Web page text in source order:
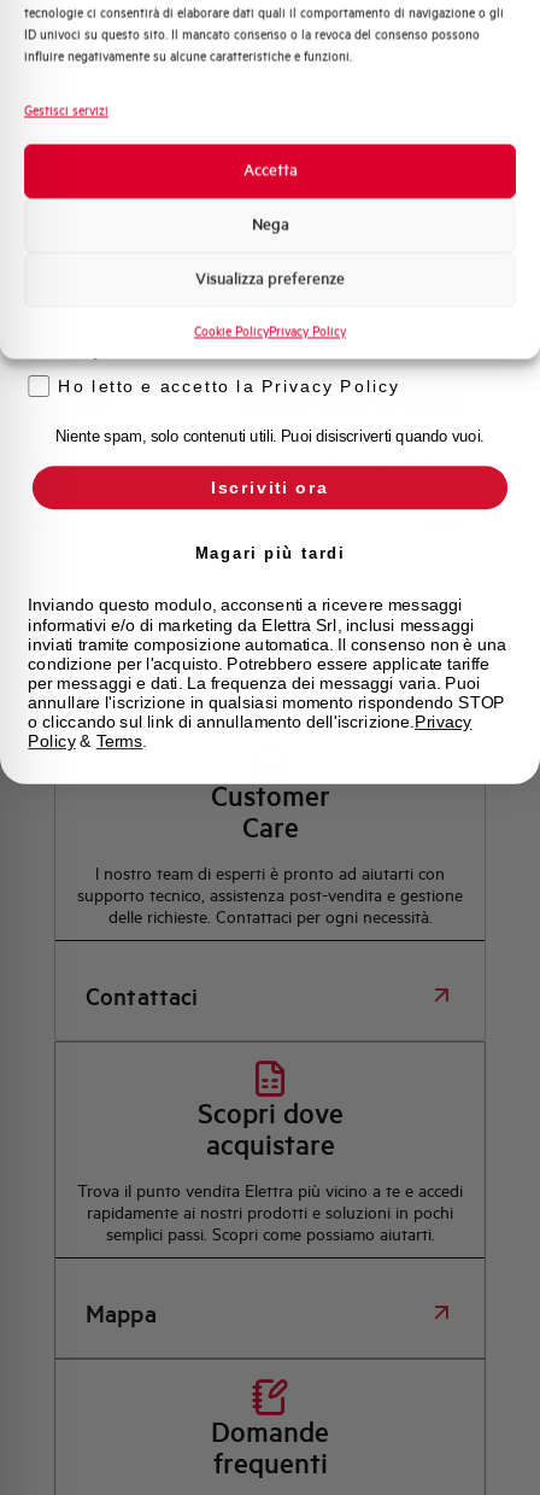
tecnologie ci consentirà di elaborare dati quali il comportamento di navigazione o gli
ID univoci su questo sito. Il mancato consenso o la revoca del consenso possono
influire negativamente su alcune caratteristiche e funzioni.
Gestisci servizi
Accetta
Nega
Visualizza preferenze
Cookie PolicyPrivacy Policy
Adatto al sezionamento
secondo EN 60947-2
SI
Temperatura di riferimento (°C)
Montaggio qualsiasi (tranne sottosopra)
Stato Fuori produzione
Hai bisogno di supporto?
Customer
Care
l nostro team di esperti è pronto ad aiutarti con
supporto tecnico, assistenza post-vendita e gestione
delle richieste. Contattaci per ogni necessità.
Contattaci
Scopri dove
acquistare
Trova il punto vendita Elettra più vicino a te e accedi
rapidamente ai nostri prodotti e soluzioni in pochi
semplici passi. Scopri come possiamo aiutarti.
Mappa
Domande
frequenti
Distribuzione di Energia
Automazione Industriale
Sistema Quadri
Promozioni e offerte
Formazione tecnica
Voglio ricevere aggiornamenti, novità di
Ho letto e accetto la Privacy Policy
Niente spam, solo contenuti utili. Puoi disiscriverti quando vuoi.
Iscriviti ora
Magari più tardi
Inviando questo modulo, acconsenti a ricevere messaggi
informativi e/o di marketing da Elettra Srl, inclusi messaggi
inviati tramite composizione automatica. Il consenso non è una
condizione per l'acquisto. Potrebbero essere applicate tariffe
per messaggi e dati. La frequenza dei messaggi varia. Puoi
annullare l'iscrizione in qualsiasi momento rispondendo STOP
o cliccando sul link di annullamento dell'iscrizione. Privacy
Policy& Terms